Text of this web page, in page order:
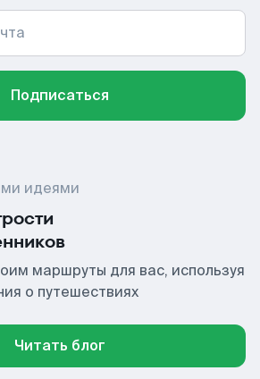
Подписаться
идеями
маршруты для вас, используя
о путешествиях
Читать блог